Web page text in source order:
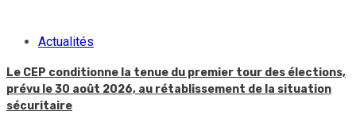
Actualités
Le CEP conditionne la tenue du premier tour des élections,
prévu le 30 août 2026, au rétablissement de la situation
sécuritaire